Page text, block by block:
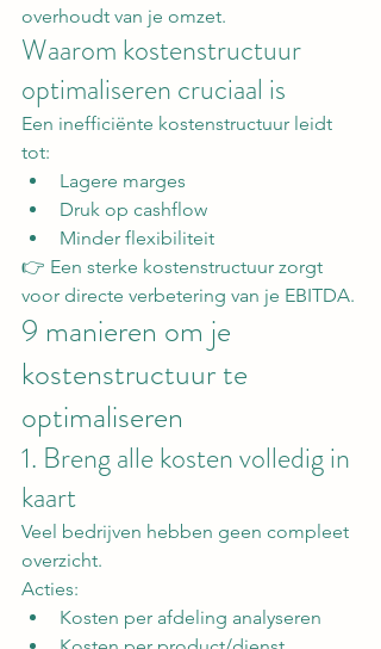
overhoudt van je omzet.
Waarom kostenstructuur
optimaliseren cruciaal is
Een inefficiënte kostenstructuur leidt
tot:
Lagere marges
Druk op cashflow
Minder flexibiliteit
👉 Een sterke kostenstructuur zorgt
voor directe verbetering van je EBITDA.
9 manieren om je
kostenstructuur te
optimaliseren
1. Breng alle kosten volledig in
kaart
Veel bedrijven hebben geen compleet
overzicht.
Acties:
Kosten per afdeling analyseren